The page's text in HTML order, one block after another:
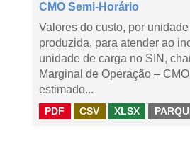
CMO Semi-Horário
Valores do custo, por
produzida, para atender ao
unidade de carga no SIN,
Marginal de Operação –
estimado...
PDF CSV XLSX